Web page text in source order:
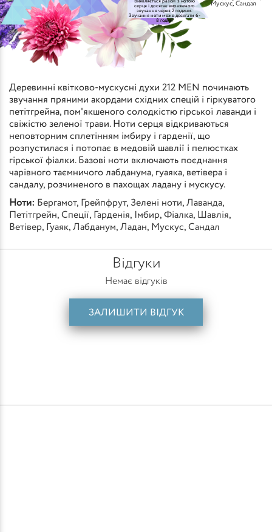
Виявляється разом з нотою
серця і досягає вираженого
звучання через 2 години.
Звучання ноти може досягати 6-
8 годин
Мускус, Сандал
Деревинні квітково-мускусні духи 212 MEN починають
звучання пряними акордами східних спецій і гіркуватого
петітгрейна, пом'якшеного солодкістю гірської лаванди і
свіжістю зеленої трави. Ноти серця відкриваються
неповторним сплетінням імбиру і гарденії, що
розпустилася і потопає в медовій шавлії і пелюстках
гірської фіалки. Базові ноти включають поєднання
чарівного таємничого лабданума, гуаяка, ветівера і
сандалу, розчиненого в пахощах ладану і мускусу.
Ноти: Бергамот, Грейпфрут, Зелені ноти, Лаванда,
Петітгрейн, Спеції, Гарденія, Імбир, Фіалка, Шавлія,
Ветівер, Гуаяк, Лабданум, Ладан, Мускус, Сандал
Відгуки
Немає відгуків
ЗАЛИШИТИ ВІДГУК